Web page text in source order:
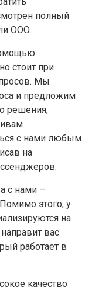
полный
ООО.
стоит при
Мы
и предложим
решения,
с нами любым
на
с нами –
этого, у
на
вас
работает в
качество